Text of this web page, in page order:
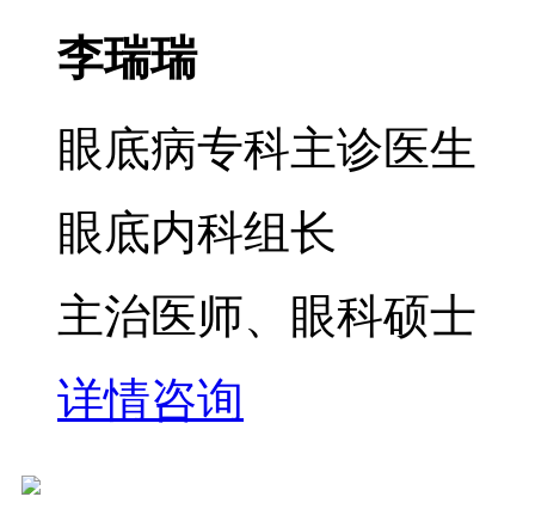
李瑞瑞
眼底病专科主诊医生
眼底内科组长
主治医师、眼科硕士
详情咨询